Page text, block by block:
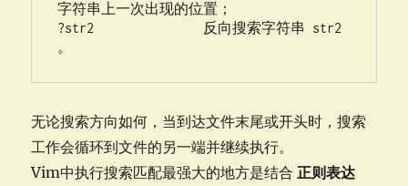
字符串上一次出现的位置；
?str2               反向搜索字符串 str2
。
无论搜索方向如何，当到达文件末尾或开头时，搜索
工作会循环到文件的另一端并继续执行。
Vim中执行搜索匹配最强大的地方是结合正则表达